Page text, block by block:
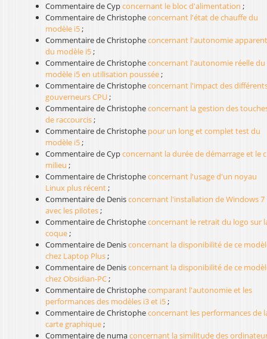
Commentaire de Cypconcernant le bloc d'alimentation ;
Commentaire de Christopheconcernant l'état de chauffe du
modèle i5;
Commentaire de Christopheconcernant l'autonomie
du modèle i5;
Commentaire de Christopheconcernant l'autonomie réelle du
modèle i5 en utilisation poussée;
Commentaire de Christopheconcernant l'impact des
gouverneurs CPU;
Commentaire de Christopheconcernant la gestion des
de raccourcis;
Commentaire de Christophe pour un long et complet test du
modèle i5;
Commentaire de Cypconcernant la durée de démarrage et le
milieu ;
Commentaire de Christopheconcernant l'usage d'un noyau
Linux plus récent;
Commentaire de Denisconcernant l'installation de Windows 7
avec les pilotes;
Commentaire de Christopheconcernant le retrait du logo sur
coque;
Commentaire de Denisconcernant la disponibilité de ce
chez Laptop Plus;
Commentaire de Denisconcernant la disponibilité de ce
chez Obsidian-PC;
Commentaire de Christophecomparant l'autonomie et les
performances des modèles i3 et i5;
Commentaire de Christopheconcernant les performances de
carte graphique;
Commentaire de numaconcernant la similitude des